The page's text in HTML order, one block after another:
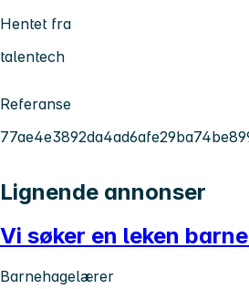
Hentet fra
talentech
Referanse
Lignende annonser
Vi søker en leken
Barnehagelærer